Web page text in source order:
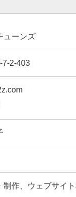
ューンズ
7-2-403
制作、ウェブサイ